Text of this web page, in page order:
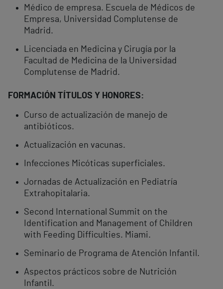
Médico de empresa. Escuela de Médicos de
Empresa, Universidad Complutense de
Madrid.
Licenciada en Medicina y Cirugía por la
Facultad de Medicina de la Universidad
Complutense de Madrid.
FORMACIÓN TÍTULOS Y HONORES:
Curso de actualización de manejo de
antibióticos.
Actualización en vacunas.
Infecciones Micóticas superficiales.
Jornadas de Actualización en Pediatría
Extrahopitalaria.
Second International Summit on the
Identification and Management of Children
with Feeding Difficulties. Miami.
Seminario de Programa de Atención Infantil.
Aspectos prácticos sobre de Nutrición
Infantil.